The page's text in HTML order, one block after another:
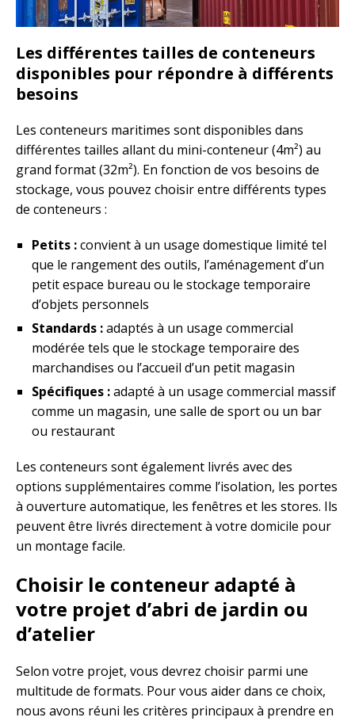
Les différentes tailles de conteneurs
disponibles pour répondre à différents
besoins
Les conteneurs maritimes sont disponibles dans
différentes tailles allant du mini-conteneur (4m²) au
grand format (32m²). En fonction de vos besoins de
stockage, vous pouvez choisir entre différents types
de conteneurs :
Petits :convient à un usage domestique limité tel
que le rangement des outils, l’aménagement d’un
petit espace bureau ou le stockage temporaire
d’objets personnels
Standards :adaptés à un usage commercial
modérée tels que le stockage temporaire des
marchandises ou l’accueil d’un petit magasin
Spécifiques :adapté à un usage commercial massif
comme un magasin, une salle de sport ou un bar
ou restaurant
Les conteneurs sont également livrés avec des
options supplémentaires comme l’isolation, les portes
à ouverture automatique, les fenêtres et les stores. Ils
peuvent être livrés directement à votre domicile pour
un montage facile.
Choisir le conteneur adapté à
votre projet d’abri de jardin ou
d’atelier
Selon votre projet, vous devrez choisir parmi une
multitude de formats. Pour vous aider dans ce choix,
nous avons réuni les critères principaux à prendre en